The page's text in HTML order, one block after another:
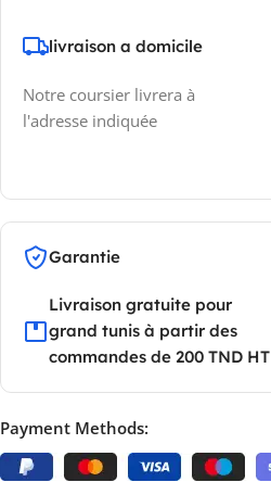
livraison a domicile
Notre coursier livrera à
l'adresse indiquée
Garantie
Livraison gratuite pour
grand tunis à partir des
commandes de 200 TND HT
Payment Methods: